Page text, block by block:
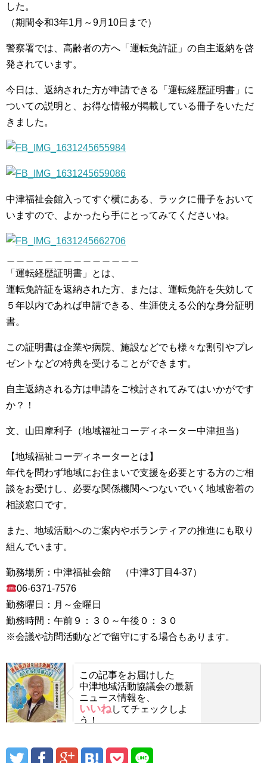
した。
（期間令和3年1月～9月10日まで）
警察署では、高齢者の方へ「運転免許証」の自主返納を啓
発されています。
今日は、返納された方が申請できる「運転経歴証明書」に
ついての説明と、お得な情報が掲載している冊子をいただ
きました。
中津福祉会館入ってすぐ横にある、ラックに冊子をおいて
いますので、よかったら手にとってみてくださいね。
「運転経歴証明書」とは、
運転免許証を返納された方、または、運転免許を失効して
５年以内であれば申請できる、生涯使える公的な身分証明
書。
この証明書は企業や病院、施設などでも様々な割引やプレ
ゼントなどの特典を受けることができます。
自主返納される方は申請をご検討されてみてはいかがです
か？！
文、山田摩利子（地域福祉コーディネーター中津担当）
【地域福祉コーディネーターとは】
年代を問わず地域にお住まいで支援を必要とする方のご相
談をお受けし、必要な関係機関へつないでいく地域密着の
相談窓口です。
また、地域活動へのご案内やボランティアの推進にも取り
組んでいます。
勤務場所：中津福祉会館 （中津3丁目4-37）
06-6371-7576
勤務曜日：月～金曜日
勤務時間：午前９：３０～午後０：３０
※会議や訪問活動などで留守にする場合もあります。
この記事をお届けした
中津地域活動協議会の最新
ニュース情報を、
いいねしてチェックしよ
う！